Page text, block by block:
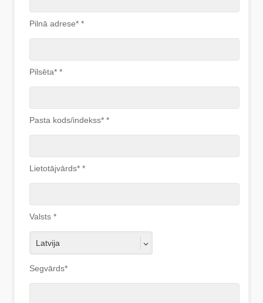
Pilnā adrese* *
Pilsēta* *
Pasta kods/indekss* *
Lietotājvārds* *
Valsts *
Latvija
Segvārds*